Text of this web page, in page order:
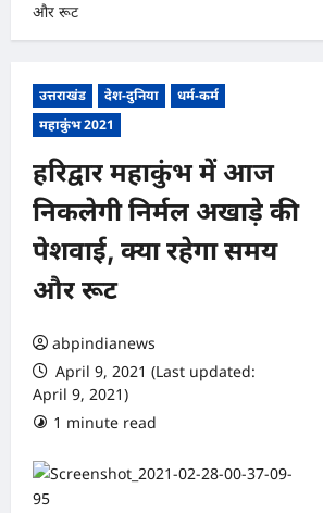
और रूट
उत्तराखंड देश-दुनिया
धर्म-कर्म
महाकुंभ 2021
हरिद्वार महाकुंभ में आज
निकलेगी निर्मल अखाड़े की
पेशवाई, क्या रहेगा समय
और रूट
abpindianews
April 9, 2021 (Last updated:
April 9, 2021)
1 minute read